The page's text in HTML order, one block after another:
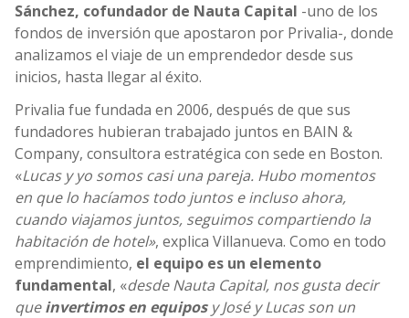
Sánchez, cofundador de Nauta Capital -uno de los
fondos de inversión que apostaron por Privalia-, donde
analizamos el viaje de un emprendedor desde sus
inicios, hasta llegar al éxito.
Privalia fue fundada en 2006, después de que sus
fundadores hubieran trabajado juntos en BAIN &
Company, consultora estratégica con sede en Boston.
«Lucas y yo somos casi una pareja. Hubo momentos
en que lo hacíamos todo juntos e incluso ahora,
cuando viajamos juntos, seguimos compartiendo la
habitación de hotel», explica Villanueva. Como en todo
emprendimiento, el equipo es un elemento
fundamental, «desde Nauta Capital, nos gusta decir
queinvertimos en equiposy José y Lucas son un